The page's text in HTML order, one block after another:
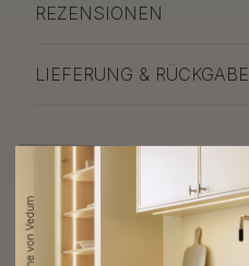
REZENSIONEN
LIEFERUNG & RÜCKGABE